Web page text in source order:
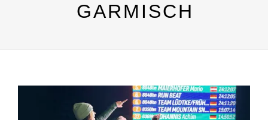
GARMISCH